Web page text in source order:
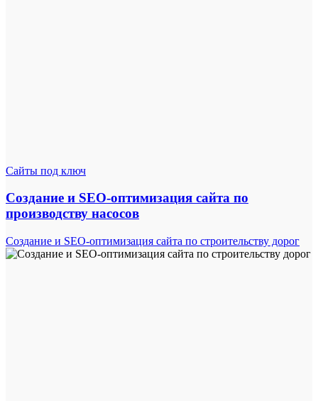
Сайты под ключ
Создание и SEO-оптимизация сайта по
производству насосов
Создание и SEO-оптимизация сайта по строительству дорог